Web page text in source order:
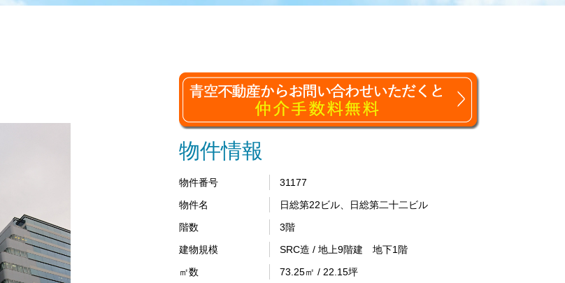
物件情報
物件番号
31177
物件名
日総第22ビル、日総第二十二ビル
階数
3階
建物規模
SRC造 / 地上9階建 地下1階
㎡数
73.25㎡ / 22.15坪